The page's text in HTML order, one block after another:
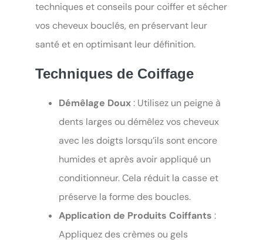
techniques et conseils pour coiffer et sécher
vos cheveux bouclés, en préservant leur
santé et en optimisant leur définition.
Techniques de Coiffage
Démêlage Doux: Utilisez un peigne à
dents larges ou démêlez vos cheveux
avec les doigts lorsqu’ils sont encore
humides et après avoir appliqué un
conditionneur. Cela réduit la casse et
préserve la forme des boucles.
Application de Produits Coiffants :
Appliquez des crèmes ou gels